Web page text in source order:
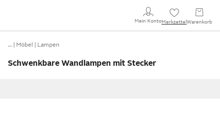
Mein KontoMerkzettel Warenkorb
… Möbel Lampen
Schwenkbare Wandlampen mit Stecker